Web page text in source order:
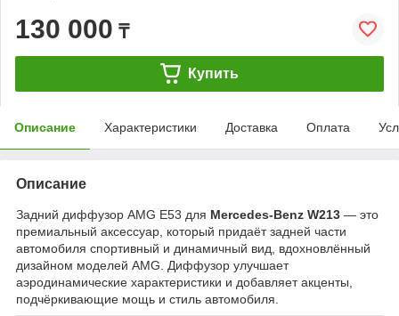
130 000 ₸
Купить
Описание Характеристики Доставка Оплата
Описание
Задний диффузор AMG E53 для Mercedes-Benz W213 — это
премиальный аксессуар, который придаёт задней части
автомобиля спортивный и динамичный вид, вдохновлённый
дизайном моделей AMG. Диффузор улучшает
аэродинамические характеристики и добавляет акценты,
подчёркивающие мощь и стиль автомобиля.